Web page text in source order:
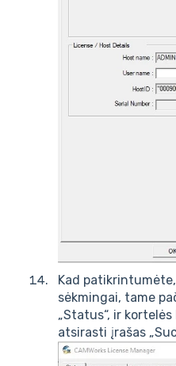
Kad
sėkmingai, tame
„Status“, ir
atsirasti įrašas